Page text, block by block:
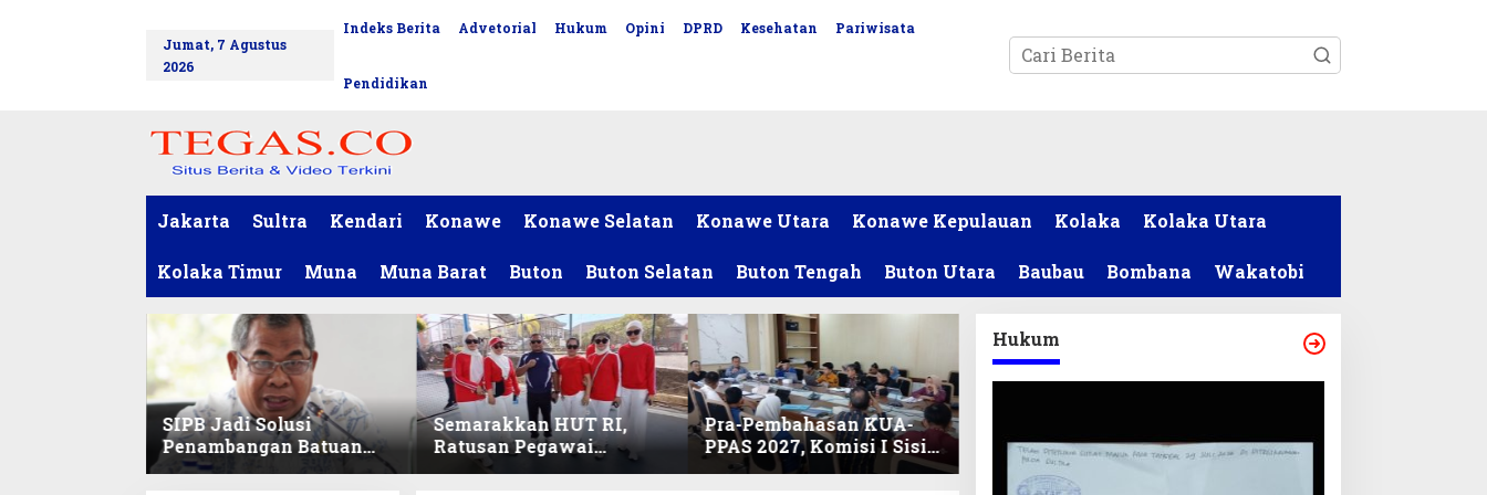
Jumat, 7 Agustus
2026
Indeks Berita Advetorial Hukum Opini DPRD Kesehatan Pariwisata
Pendidikan
Jakarta Sultra Kendari Konawe Konawe Selatan Konawe Utara Konawe Kepulauan Kolaka Kolaka Utara
Kolaka Timur Muna Muna Barat Buton Buton Selatan Buton Tengah Buton Utara Baubau Bombana Wakatobi
SIPB Jadi Solusi
Penambangan Batuan
Komoditas ex-Golongan
Semarakkan HUT RI,
Ratusan Pegawai
Sekretariat DPRD Sultra
Pra-Pembahasan KUA-
PPAS 2027, Komisi I Sisir
Program Prioritas
Hukum